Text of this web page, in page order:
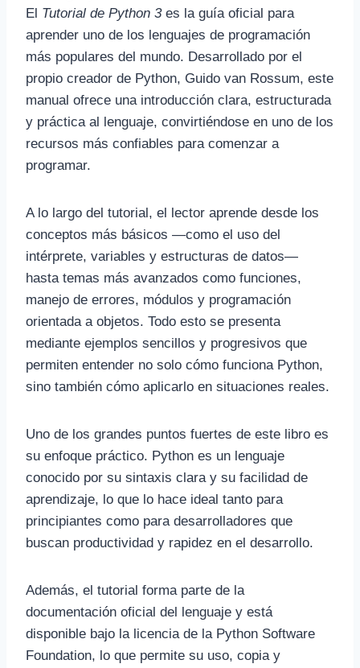
El Tutorial de Python 3es la guía oficial para
aprender uno de los lenguajes de programación
más populares del mundo. Desarrollado por el
propio creador de Python, Guido van Rossum, este
manual ofrece una introducción clara, estructurada
y práctica al lenguaje, convirtiéndose en uno de los
recursos más confiables para comenzar a
programar.
A lo largo del tutorial, el lector aprende desde los
conceptos más básicos —como el uso del
intérprete, variables y estructuras de datos—
hasta temas más avanzados como funciones,
manejo de errores, módulos y programación
orientada a objetos. Todo esto se presenta
mediante ejemplos sencillos y progresivos que
permiten entender no solo cómo funciona Python,
sino también cómo aplicarlo en situaciones reales.
Uno de los grandes puntos fuertes de este libro es
su enfoque práctico. Python es un lenguaje
conocido por su sintaxis clara y su facilidad de
aprendizaje, lo que lo hace ideal tanto para
principiantes como para desarrolladores que
buscan productividad y rapidez en el desarrollo.
Además, el tutorial forma parte de la
documentación oficial del lenguaje y está
disponible bajo la licencia de la Python Software
Foundation, lo que permite su uso, copia y